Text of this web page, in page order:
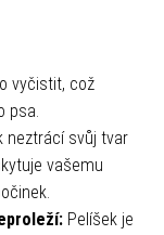
vyčistit, což
psa.
neztrácí svůj tvar
vašemu
Pelíšek je